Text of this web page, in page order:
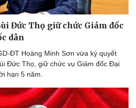
Đời sống
Đức Thọ giữ chức Giám đốc
dân
ĐT Hoàng Minh Sơn vừa ký quyết
Đức Thọ, giữ chức vụ Giám đốc Đại
hạn 5 năm.